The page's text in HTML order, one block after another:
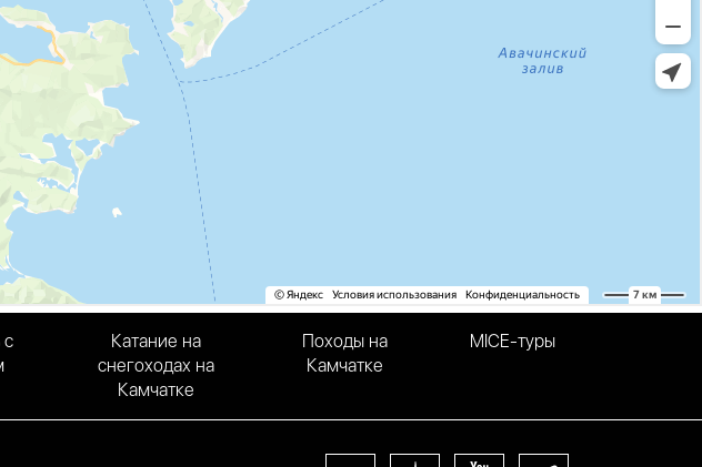
с
Катание на
снегоходах на
Камчатке
Походы на
Камчатке
MICE-туры